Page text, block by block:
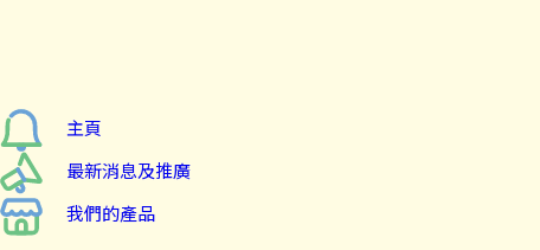
主頁
最新消息及推廣
我們的產品